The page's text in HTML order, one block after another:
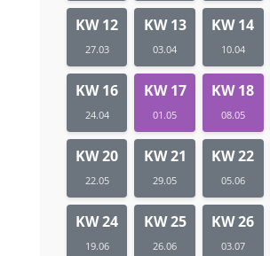
KW 12
27.03
KW 13
03.04
KW 14
10.04
KW 16
24.04
KW 17
01.05
KW 18
08.05
KW 20
22.05
KW 21
29.05
KW 22
05.06
KW 24
19.06
KW 25
26.06
KW 26
03.07